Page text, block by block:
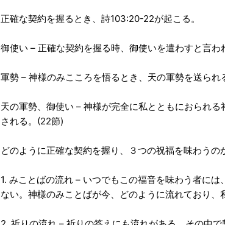
正確な契約を握るとき、詩103:20-22が起こる。
御使い – 正確な契約を握る時、御使いを遣わすと言わ
軍勢 – 神様のみこころを悟るとき、天の軍勢を送られ
天の軍勢、御使い – 神様が完全に私とともにおられ
される。(22節)
どのように正確な契約を握り、３つの祝福を味わうの
1. みことばの流れ – いつでもこの福音を味わう者に
ない。神様のみことばが今、どのように流れており、